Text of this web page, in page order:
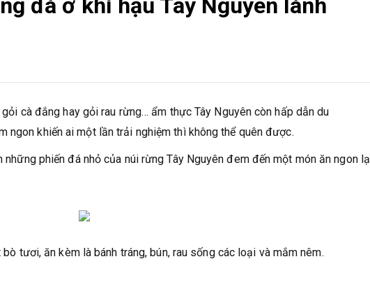
đá ở khí hậu Tây Nguyên lành
cà đắng hay gỏi rau rừng… ẩm thực Tây Nguyên còn hấp dẫn du
ngon khiến ai một lần trải nghiệm thì không thể quên được.
phiến đá nhỏ của núi rừng Tây Nguyên đem đến một món ăn ngon lạ
tươi, ăn kèm là bánh tráng, bún, rau sống các loại và mắm nêm.